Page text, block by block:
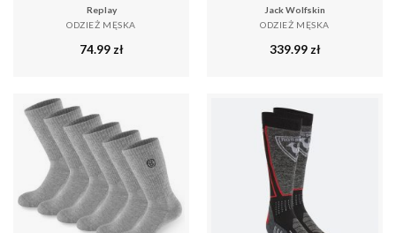
Replay
ODZIEŻ MĘSKA
74.99 zł
Jack Wolfskin
ODZIEŻ MĘSKA
339.99 zł